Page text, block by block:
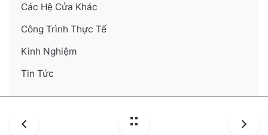
Các Hệ Cửa Khác
Công Trình Thực Tế
Kinh Nghiệm
Tin Tức